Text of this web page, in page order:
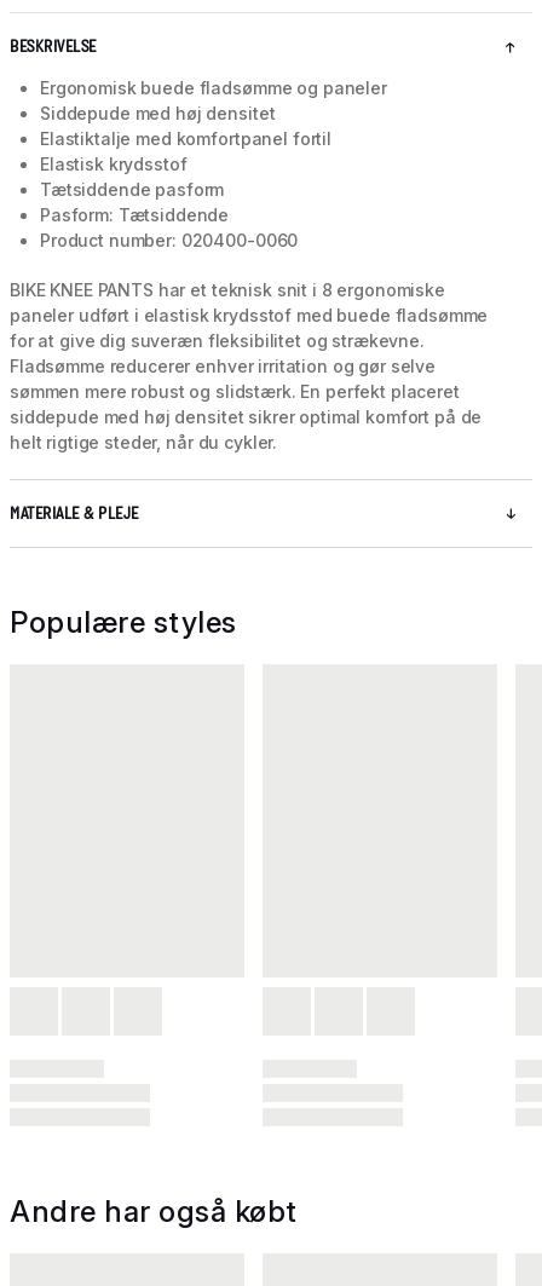
BESKRIVELSE
Ergonomisk buede fladsømme og paneler
Siddepude med høj densitet
Elastiktalje med komfortpanel fortil
Elastisk krydsstof
Tætsiddende pasform
Pasform: Tætsiddende
Product number: 020400-0060
BIKE KNEE PANTS har et teknisk snit i 8 ergonomiske
paneler udført i elastisk krydsstof med buede fladsømme
for at give dig suveræn fleksibilitet og strækevne.
Fladsømme reducerer enhver irritation og gør selve
sømmen mere robust og slidstærk. En perfekt placeret
siddepude med høj densitet sikrer optimal komfort på de
helt rigtige steder, når du cykler.
MATERIALE & PLEJE
Populære styles
Andre har også købt